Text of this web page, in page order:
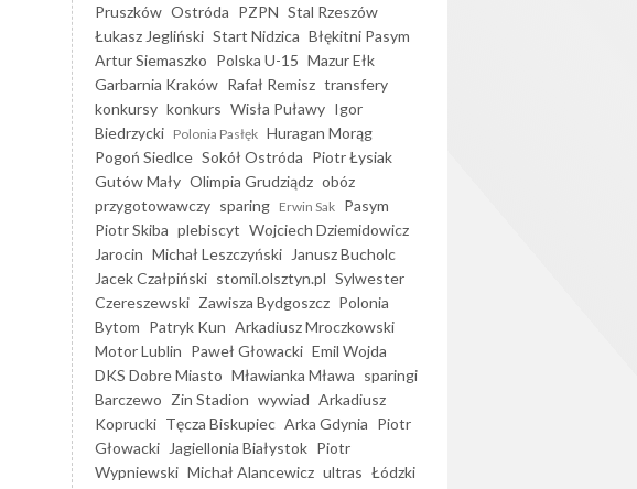
Pruszków Ostróda PZPN Stal Rzeszów
Łukasz Jegliński Start Nidzica Błękitni Pasym
Artur Siemaszko Polska U-15 Mazur Ełk
Garbarnia Kraków Rafał Remisz transfery
konkursy konkurs Wisła Puławy Igor
Biedrzycki Polonia Pasłęk Huragan Morąg
Pogoń Siedlce Sokół Ostróda Piotr Łysiak
Gutów Mały Olimpia Grudziądz obóz
przygotowawczy sparing Erwin Sak Pasym
Piotr Skiba plebiscyt Wojciech Dziemidowicz
Jarocin Michał Leszczyński
Janusz Bucholc
Jacek Czałpiński stomil.olsztyn.pl Sylwester
Czereszewski Zawisza Bydgoszcz Polonia
Bytom Patryk Kun Arkadiusz Mroczkowski
Motor Lublin Paweł Głowacki Emil Wojda
DKS Dobre Miasto Mławianka Mława sparingi
Barczewo Zin Stadion wywiad Arkadiusz
Koprucki Tęcza Biskupiec Arka Gdynia Piotr
Głowacki
Jagiellonia Białystok Piotr
Wypniewski Michał Alancewicz ultras Łódzki